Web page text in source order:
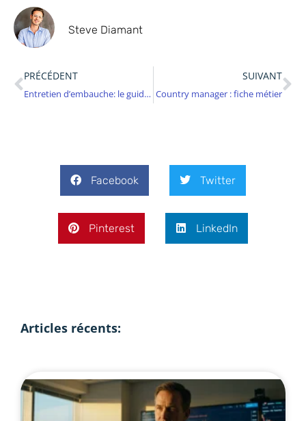
Steve Diamant
PRÉCÉDENT
Entretien d’embauche: le guide complet
SUIVANT
Country manager : fiche métier
Facebook Twitter
Pinterest LinkedIn
Articles récents: